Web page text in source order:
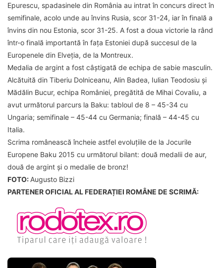
Epurescu, spadasinele din România au intrat în concurs direct în
semifinale, acolo unde au învins Rusia, scor 31-24, iar în finală a
învins din nou Estonia, scor 31-25. A fost a doua victorie la rând
într-o finală importantă în fața Estoniei după succesul de la
Europenele din Elveția, de la Montreux.
Medalia de argint a fost câștigată de echipa de sabie masculin.
Alcătuită din Tiberiu Dolniceanu, Alin Badea, Iulian Teodosiu și
Mădălin Bucur, echipa României, pregătită de Mihai Covaliu, a
avut următorul parcurs la Baku: tabloul de 8 – 45-34 cu
Ungaria; semifinale – 45-44 cu Germania; finală – 44-45 cu
Italia.
Scrima românească încheie astfel evoluțiile de la Jocurile
Europene Baku 2015 cu următorul bilant: două medalii de aur,
două de argint și o medalie de bronz!
FOTO: Augusto Bizzi
PARTENER OFICIAL AL FEDERAȚIEI ROMÂNE DE SCRIMĂ: